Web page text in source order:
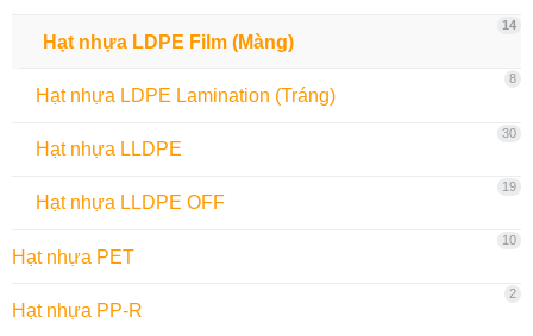
Hạt nhựa LDPE Film (Màng)
14
Hạt nhựa LDPE Lamination (Tráng)
8
Hạt nhựa LLDPE
30
Hạt nhựa LLDPE OFF
19
Hạt nhựa PET
10
Hạt nhựa PP-R
2